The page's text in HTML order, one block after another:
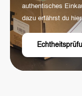
authentisches
dazu erfährst du